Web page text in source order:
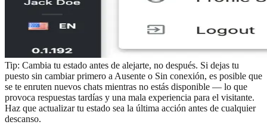
Tip: Cambia tu estado antes de alejarte, no después. Si dejas tu
puesto sin cambiar primero a Ausente o Sin conexión, es posible que
se te enruten nuevos chats mientras no estás disponible — lo que
provoca respuestas tardías y una mala experiencia para el visitante.
Haz que actualizar tu estado sea la última acción antes de cualquier
descanso.